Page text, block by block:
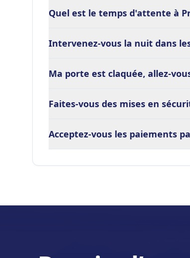
Quel est le temps d'attente à
Intervenez-vous la nuit dans
Ma porte est claquée, allez-
Faites-vous des mises en
Acceptez-vous les paiements